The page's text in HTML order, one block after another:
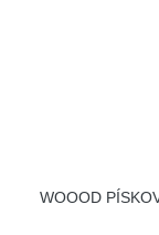
WOOOD